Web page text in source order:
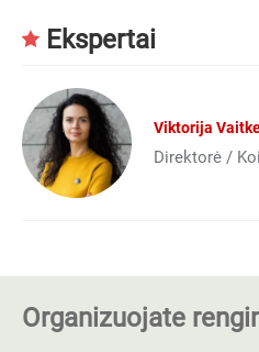
Ekspertai
Viktorija
Direktorė /
Organizuojate